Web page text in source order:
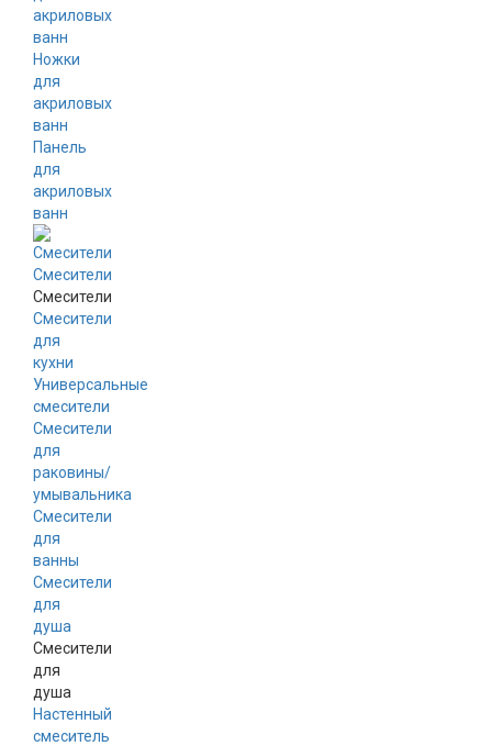
акриловых
ванн
Ножки
для
акриловых
ванн
Панель
для
акриловых
ванн
Смесители
Смесители
Смесители
для
кухни
Универсальные
смесители
Смесители
для
раковины/
умывальника
Смесители
для
ванны
Смесители
для
душа
Смесители
для
душа
Настенный
смеситель